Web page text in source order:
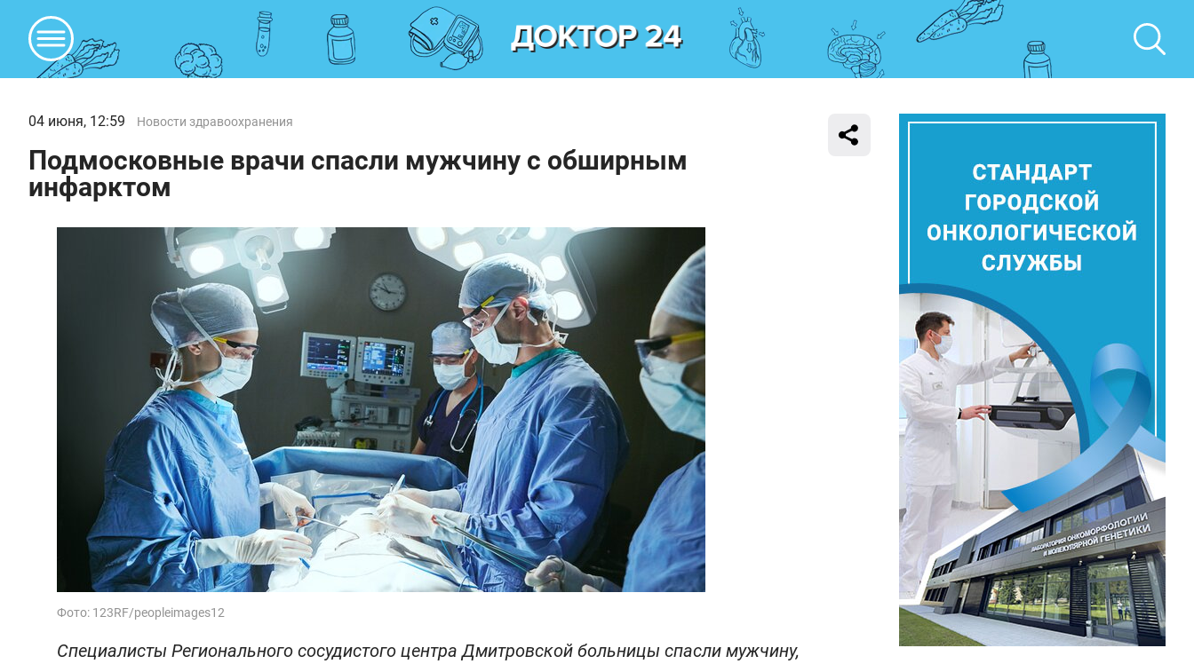
04 июня, 12:59 Новости здравоохранения
Подмосковные врачи спасли мужчину с обширным
инфарктом
Фото: 123RF/peopleimages12
Специалисты Регионального сосудистого центра Дмитровской больницы спасли мужчину,